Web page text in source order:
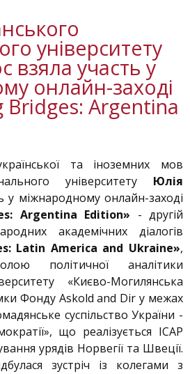
університету
взяла участь у
онлайн-заході
Argentina
та іноземних мов
університету Юлія
у міжнародному онлайн-заході
Argentina Edition» - другій
академічних діалогів
Latin America and Ukraine»,
політичної аналітики
«Києво-Могилянська
Фонду Askold and Dir у межах
суспільство України -
що реалізується ІСАР
урядів Норвегії та Швеції.
зустріч із колегами з